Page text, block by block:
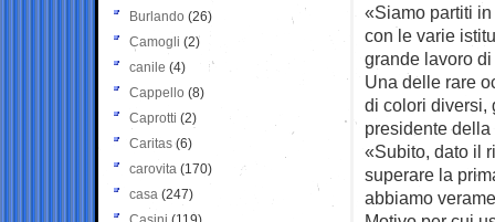
«Siamo partiti
con le varie
grande lavoro
Una delle rare
di colori diversi,
presidente
«Subito, dato il
superare la
abbiamo
Burlando (26)
Camogli (2)
canile (4)
Cappello (8)
Caprotti (2)
Caritas (6)
carovita (170)
casa (247)